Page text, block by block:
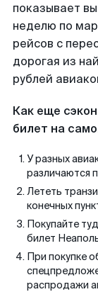
показывает
неделю по
рейсов с
дорогая из
рублей
Как еще
билет на
У разных
различаются
Лететь
конечных
Покупайте
билет
При покупке
распродажи